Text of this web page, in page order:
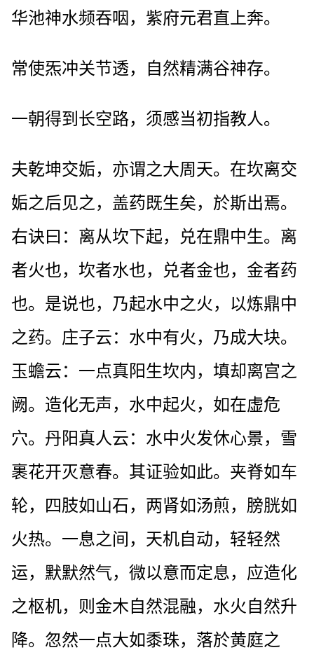
华池神水频吞咽，紫府元君直上奔。
常使炁冲关节透，自然精满谷神存。
一朝得到长空路，须感当初指教人。
夫乾坤交姤，亦谓之大周天。在坎离交
姤之后见之，盖药既生矣，於斯出焉。
右诀曰：离从坎下起，兑在鼎中生。离
者火也，坎者水也，兑者金也，金者药
也。是说也，乃起水中之火，以炼鼎中
之药。庄子云：水中有火，乃成大块。
玉蟾云：一点真阳生坎内，填却离宫之
阙。造化无声，水中起火，如在虚危
穴。丹阳真人云：水中火发休心景，雪
裹花开灭意春。其证验如此。夹脊如车
轮，四肢如山石，两肾如汤煎，膀胱如
火热。一息之间，天机自动，轻轻然
运，默默然气，微以意而定息，应造化
之枢机，则金木自然混融，水火自然升
降。忽然一点大如黍珠，落於黄庭之